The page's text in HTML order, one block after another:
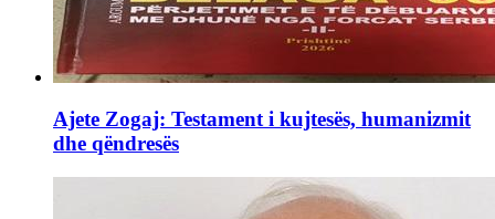
Ajete Zogaj: Testament i kujtesës, humanizmit
dhe qëndresës